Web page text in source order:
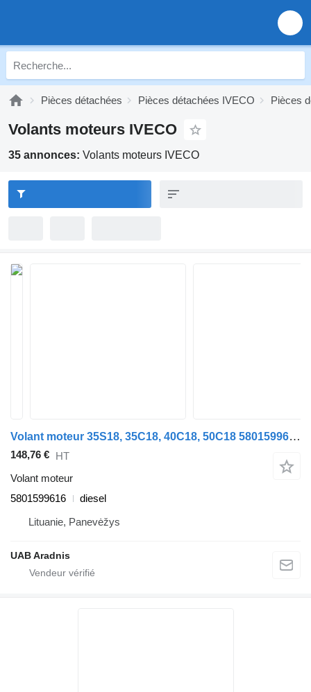
Pièces détachées Pièces détachées IVECO Pièces
Volants moteurs IVECO
35 annonces: Volants moteurs IVECO
Volant moteur 35S18, 35C18, 40C18, 50C18 5801599616 pour automobile IVECO DAILY VI Furgon/Estate
148,76 € HT
Volant moteur
5801599616
diesel
Lituanie, Panevėžys
UAB Aradnis